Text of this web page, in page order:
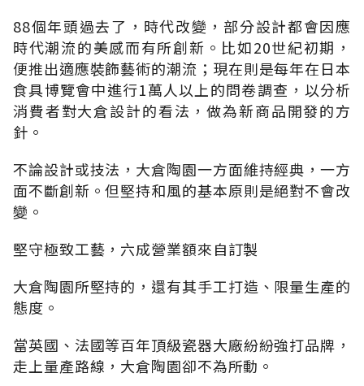
88個年頭過去了，時代改變，部分設計都會因應
時代潮流的美感而有所創新。比如20世紀初期，
便推出適應裝飾藝術的潮流；現在則是每年在日本
食具博覽會中進行1萬人以上的問卷調查，以分析
消費者對大倉設計的看法，做為新商品開發的方
針。
不論設計或技法，大倉陶園一方面維持經典，一方
面不斷創新。但堅持和風的基本原則是絕對不會改
變。
堅守極致工藝，六成營業額來自訂製
大倉陶園所堅持的，還有其手工打造、限量生產的
態度。
當英國、法國等百年頂級瓷器大廠紛紛強打品牌，
走上量產路線，大倉陶園卻不為所動。